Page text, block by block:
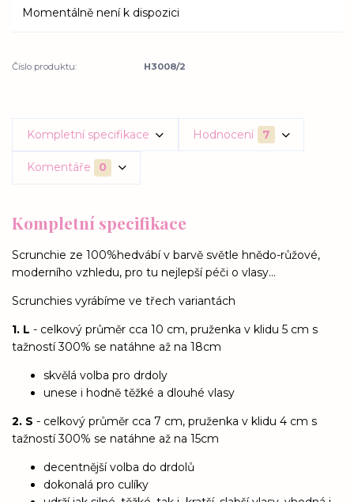
Momentálně není k dispozici
Číslo produktu: H3008/2
Kompletní specifikace Hodnocení 7
Komentáře 0
Kompletní specifikace
Scrunchie ze 100%hedvábí v barvě světle hnědo-růžové,
moderního vzhledu, pro tu nejlepší péči o vlasy...
Scrunchies vyrábíme ve třech variantách
1. L - celkový průměr cca 10 cm, pruženka v klidu 5 cm s
tažností 300% se natáhne až na 18cm
skvělá volba pro drdoly
unese i hodně těžké a dlouhé vlasy
2. S - celkový průměr cca 7 cm, pruženka v klidu 4 cm s
tažností 300% se natáhne až na 15cm
decentnější volba do drdolů
dokonalá pro culíky